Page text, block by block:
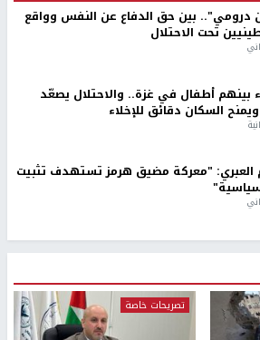
درومي".. بين حق الدفاع عن النفس وواقع
تحت الاحتلال
أطفال في غزة.. والاحتلال يصعّد
ويمنح السكان دقائق للإخلاء
العبري: "معركة مضيق هرمز تستهدف تثبيت
تصريحات خاصة